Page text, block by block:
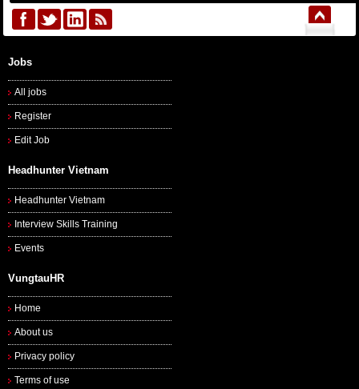
Jobs
All jobs
Register
Edit Job
Headhunter Vietnam
Headhunter Vietnam
Interview Skills Training
Events
VungtauHR
Home
About us
Privacy policy
Terms of use